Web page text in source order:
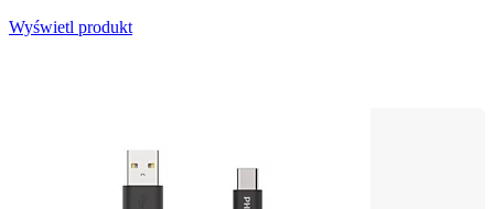
Wyświetl produkt